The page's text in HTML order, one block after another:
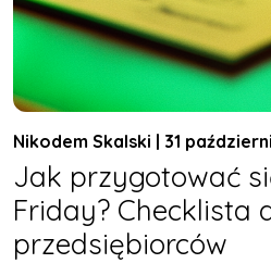
Nikodem Skalski | 31
Jak przygotować
Friday? Checklista
przedsiębiorców